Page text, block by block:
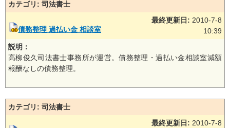
カテゴリ: 司法書士
債務整理 過払い金 相談室
最終更新日: 2010-7-8
10:39
説明：
高柳俊久司法書士事務所が運営。債務整理・過払い金相談室減額
報酬なしの債務整理。
カテゴリ: 司法書士
最終更新日: 2010-7-8